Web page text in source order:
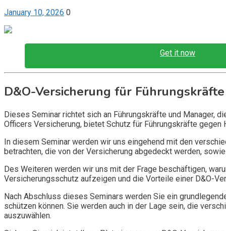
January 10, 2026 0
Get it now
D&O-Versicherung für
Dieses Seminar richtet sich an Führungskräfte und Manager,
Officers Versicherung, bietet Schutz für Führungskräfte
In diesem Seminar werden wir uns eingehend mit den
betrachten, die von der Versicherung abgedeckt werden,
Des Weiteren werden wir uns mit der Frage beschäftigen,
Versicherungsschutz aufzeigen und die Vorteile einer D&O-
Nach Abschluss dieses Seminars werden Sie ein
schützen können. Sie werden auch in der Lage sein, die
auszuwählen.